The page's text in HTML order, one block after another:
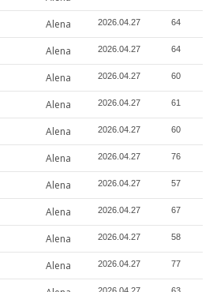
Alena 2026.04.27 64
Alena 2026.04.27 64
Alena 2026.04.27 60
Alena 2026.04.27 61
Alena 2026.04.27 60
Alena 2026.04.27 76
Alena 2026.04.27 57
Alena 2026.04.27 67
Alena 2026.04.27 58
Alena 2026.04.27 77